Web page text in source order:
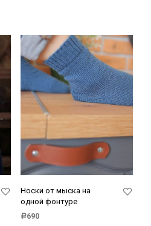
Носки от мыска на
одной фонтуре
Р690